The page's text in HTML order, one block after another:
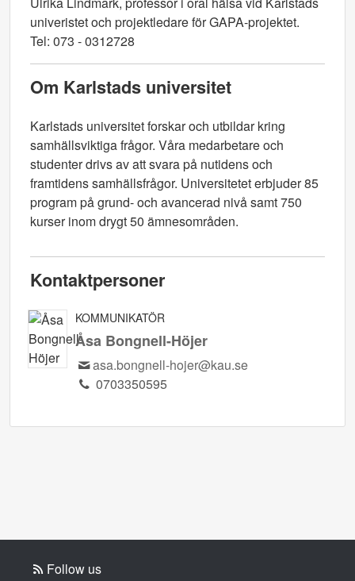
univeristet och projektledare för GAPA-projektet.
Tel: 073 - 0312728
Om Karlstads universitet
Karlstads universitet forskar och utbildar kring
samhällsviktiga frågor. Våra medarbetare och
studenter drivs av att svara på nutidens och
framtidens samhällsfrågor. Universitetet erbjuder 85
program på grund- och avancerad nivå samt 750
kurser inom drygt 50 ämnesområden.
Kontaktpersoner
KOMMUNIKATÖR
Åsa Bongnell-Höjer
asa.bongnell-hojer@kau.se
0703350595
Follow us